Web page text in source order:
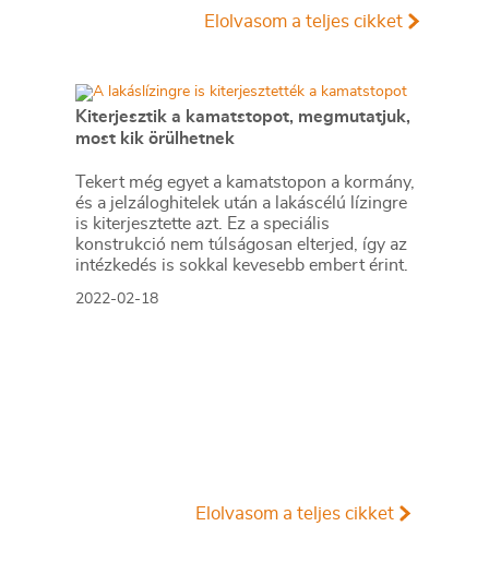
Elolvasom a teljes cikket
Kiterjesztik a kamatstopot, megmutatjuk,
most kik örülhetnek
Tekert még egyet a kamatstopon a kormány,
és a jelzáloghitelek után a lakáscélú lízingre
is kiterjesztette azt. Ez a speciális
konstrukció nem túlságosan elterjed, így az
intézkedés is sokkal kevesebb embert érint.
2022-02-18
Elolvasom a teljes cikket